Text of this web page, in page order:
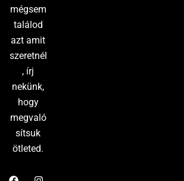
mégsem
találod
azt amit
szeretnél
, írj
nekünk,
hogy
megvaló
sítsuk
ötleted.